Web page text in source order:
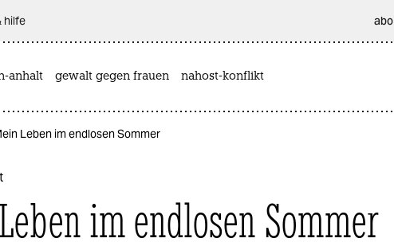
hilfe abo
anhalt gewalt gegen frauen nahost-konflikt
Leben im endlosen Sommer
im endlosen Sommer